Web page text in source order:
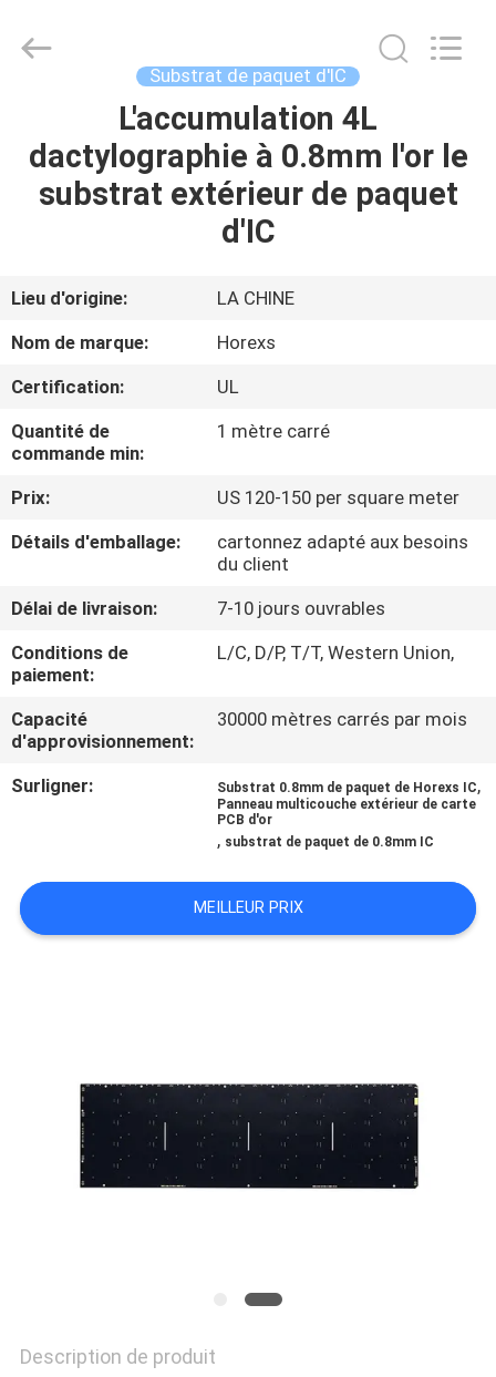
PRODUITS
SUJET
DE
NOUS
VISITE
D'USINE
CONTRÔLE
QUALITÉ
CONTACTEZ-
NOUS
NOUVELLES
DEMANDEZ
PRIVACY
Electronics
Co.,Ltd..
Substrat de paquet d'IC
L'accumulation 4L
dactylographie à 0.8mm l'or le
substrat extérieur de paquet
d'IC
Lieu d'origine:
LA CHINE
Nom de marque:
Horexs
Certification:
UL
Quantité de
commande min:
1 mètre carré
Prix:
US 120-150 per square meter
Détails d'emballage:
cartonnez adapté aux besoins
du client
Délai de livraison:
7-10 jours ouvrables
Conditions de
paiement:
L/C, D/P, T/T, Western Union,
Capacité
d'approvisionnement:
30000 mètres carrés par mois
Surligner: Substrat 0.8mm de paquet de Horexs IC,
Panneau multicouche extérieur de carte
PCB d'or
, substrat de paquet de 0.8mm IC
MEILLEUR PRIX
Description de produit